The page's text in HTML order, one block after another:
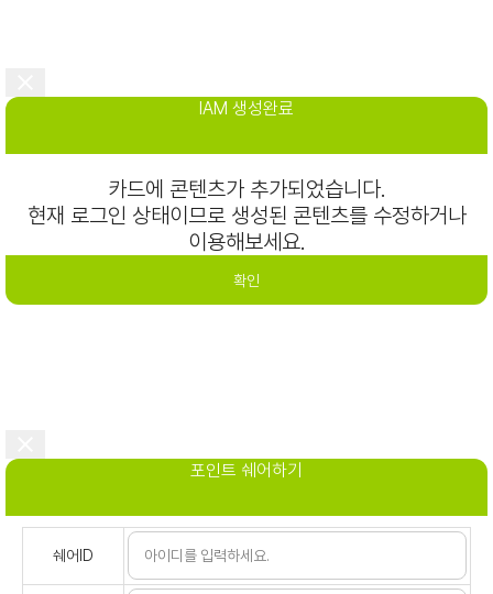
IAM 생성완료
카드에 콘텐츠가 추가되었습니다.
현재 로그인 상태이므로 생성된 콘텐츠를 수정하거나
이용해보세요.
확인
포인트 쉐어하기
쉐어ID